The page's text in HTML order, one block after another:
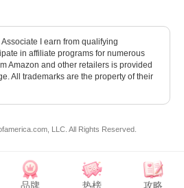
I earn from qualifying
in affiliate programs for numerous
Amazon and other retailers is provided
All trademarks are the property of their
LLC. All Rights Reserved.
品牌 热榜 攻略